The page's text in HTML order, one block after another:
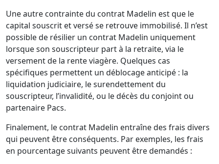
Une autre contrainte du contrat Madelin est que le
capital souscrit et versé se retrouve immobilisé. Il n’est
possible de résilier un contrat Madelin uniquement
lorsque son souscripteur part à la retraite, via le
versement de la rente viagère. Quelques cas
spécifiques permettent un déblocage anticipé : la
liquidation judiciaire, le surendettement du
souscripteur, l’invalidité, ou le décès du conjoint ou
partenaire Pacs.
Finalement, le contrat Madelin entraîne des frais divers
qui peuvent être conséquents. Par exemples, les frais
en pourcentage suivants peuvent être demandés :